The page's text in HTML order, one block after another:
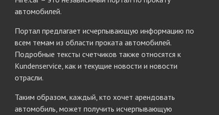
автомобилей.
Портал предлагает исчерпывающую информацию по
всем темам из области проката автомобилей.
Подробные тексты счетчиков также относятся к
Kundenservice, как и текущие новости и новости
отрасли.
Таким образом, каждый, кто хочет арендовать
автомобиль, может получить исчерпывающую